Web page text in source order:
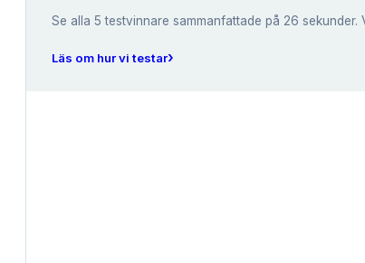
Se alla 5 testvinnare sammanfattade på 26
Läs om hur vi testar›